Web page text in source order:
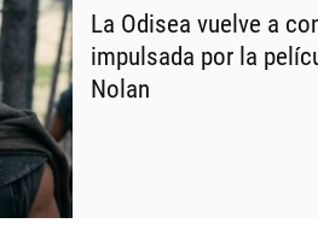
La Odisea vuelve a
impulsada por la
Nolan